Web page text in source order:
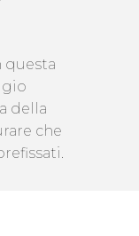
questa
della
che